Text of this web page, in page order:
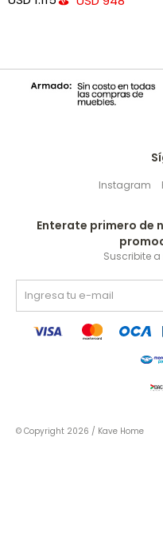
Instagram
Enterate primero de
Suscribite
© Copyright 2026 / Kave Home